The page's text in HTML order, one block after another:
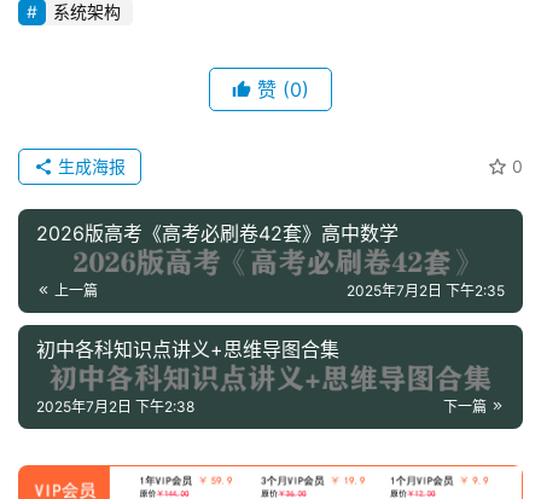
学
儿
童
英
语
蒙
系统架构
赞 (0)
0
生成海报
2026版高考《高考必刷卷42套》高中数学
上一篇 2025年7月2日 下午2:35
初中各科知识点讲义+思维导图合集
下一篇
2025年7月2日 下午2:38